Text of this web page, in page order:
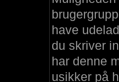
have
du skriver
har denne
usikker på